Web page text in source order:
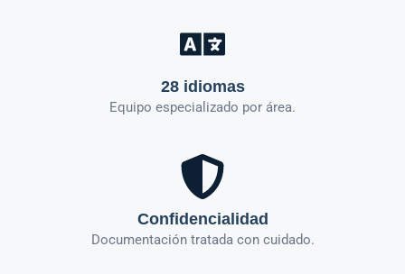
28 idiomas
Equipo especializado por área.
Confidencialidad
Documentación tratada con cuidado.